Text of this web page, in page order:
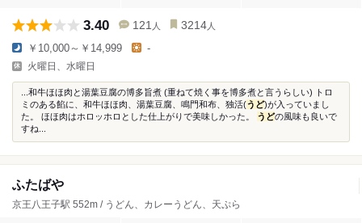
3.40 121 人 3214 人
￥10,000～￥14,999 -
火曜日、水曜日
...和牛ほほ肉と湯葉豆腐の博多旨煮 (重ねて焼く事を博多煮と言うらしい) トロ
ミのある餡に、和牛ほほ肉、湯葉豆腐、鳴門和布、独活(うど)が入っていまし
た。 ほほ肉はホロッホロとした仕上がりで美味しかった。 うどの風味も良いで
すね...
ふたばや
京王八王子駅 552m / うどん、カレーうどん、天ぷら